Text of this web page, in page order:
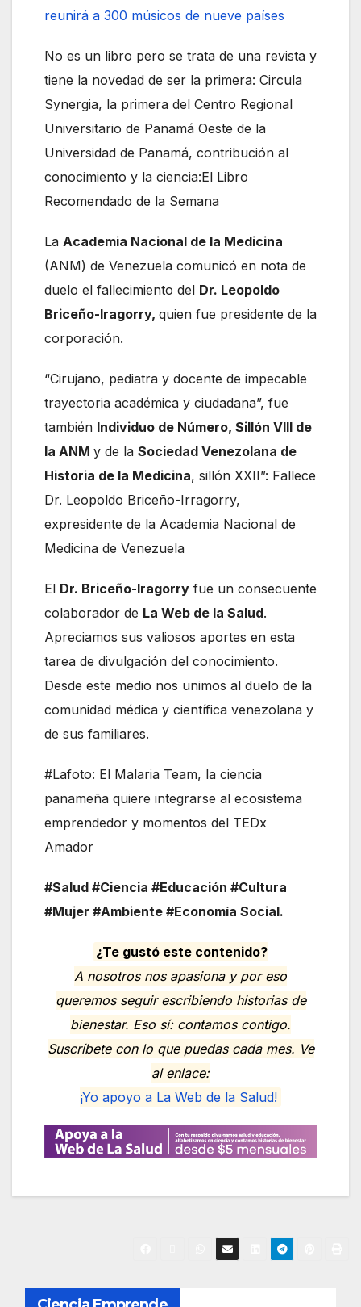
reunirá a 300 músicos de nueve países
No es un libro pero se trata de una revista y
tiene la novedad de ser la primera: Circula
Synergia, la primera del Centro Regional
Universitario de Panamá Oeste de la
Universidad de Panamá, contribución al
conocimiento y la ciencia:El Libro
Recomendado de la Semana
La Academia Nacional de la Medicina
(ANM) de Venezuela comunicó en nota de
duelo el fallecimiento del Dr. Leopoldo
Briceño-Iragorry, quien fue presidente de la
corporación.
“Cirujano, pediatra y docente de impecable
trayectoria académica y ciudadana”, fue
también Individuo de Número, Sillón VIII de
la ANM y de la Sociedad Venezolana de
Historia de la Medicina, sillón XXII”: Fallece
Dr. Leopoldo Briceño-Irragorry,
expresidente de la Academia Nacional de
Medicina de Venezuela
El Dr. Briceño-Iragorry fue un consecuente
colaborador de La Web de la Salud.
Apreciamos sus valiosos aportes en esta
tarea de divulgación del conocimiento.
Desde este medio nos unimos al duelo de la
comunidad médica y científica venezolana y
de sus familiares.
#Lafoto: El Malaria Team, la ciencia
panameña quiere integrarse al ecosistema
emprendedor y momentos del TEDx
Amador
#Salud #Ciencia #Educación #Cultura
#Mujer #Ambiente #Economía Social.
¿Te gustó este contenido?
A nosotros nos apasiona y por eso
queremos seguir escribiendo historias de
bienestar. Eso sí: contamos contigo.
Suscríbete con lo que puedas cada mes. Ve
al enlace:
¡Yo apoyo a La Web de la Salud!
N